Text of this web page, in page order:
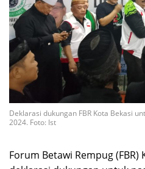
Deklarasi dukungan FBR Kota Bekasi
2024. Foto: Ist
Forum Betawi Rempug (FBR)